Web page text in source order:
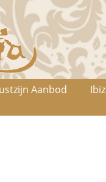
Aanbod